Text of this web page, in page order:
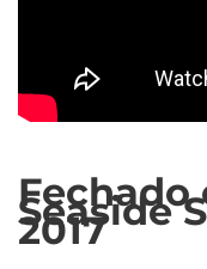
Fechado
Seaside
2017